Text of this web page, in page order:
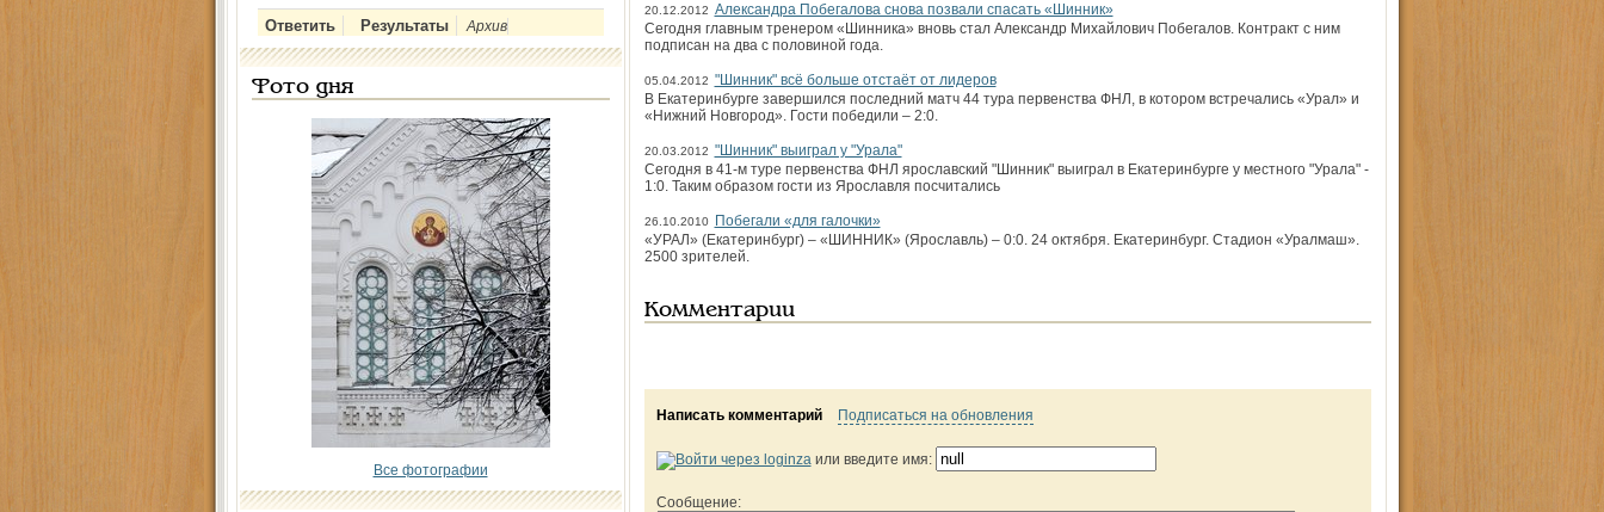
Архив
Фото дня
Все фотографии
20.12.2012 Александра Побегалова снова позвали спасать «Шинник»
Сегодня главным тренером «Шинника» вновь стал Александр Михайлович Побегалов. Контракт с ним
подписан на два с половиной года.
05.04.2012 "Шинник" всё больше отстаёт от лидеров
В Екатеринбурге завершился последний матч 44 тура первенства ФНЛ, в котором встречались «Урал» и
«Нижний Новгород». Гости победили – 2:0.
20.03.2012 "Шинник" выиграл у "Урала"
Сегодня в 41-м туре первенства ФНЛ ярославский "Шинник" выиграл в Екатеринбурге у местного "Урала" -
1:0. Таким образом гости из Ярославля посчитались
26.10.2010
Побегали «для галочки»
«УРАЛ» (Екатеринбург) – «ШИННИК» (Ярославль) – 0:0. 24 октября. Екатеринбург. Стадион «Уралмаш».
2500 зрителей.
Комментарии
Написать комментарий Подписаться на обновления
или введите имя:
Сообщение: